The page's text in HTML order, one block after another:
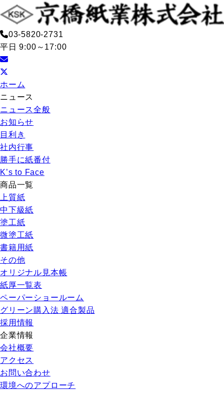
03-5820-2731
平日 9:00～17:00
ホーム
ニュース
ニュース全般
お知らせ
目利き
社内行事
勝手に紙番付
K’s to Face
商品一覧
上質紙
中下級紙
塗工紙
微塗工紙
書籍用紙
その他
オリジナル見本帳
紙厚一覧表
ペーパーショールーム
グリーン購入法 適合製品
採用情報
企業情報
会社概要
アクセス
お問い合わせ
環境へのアプローチ